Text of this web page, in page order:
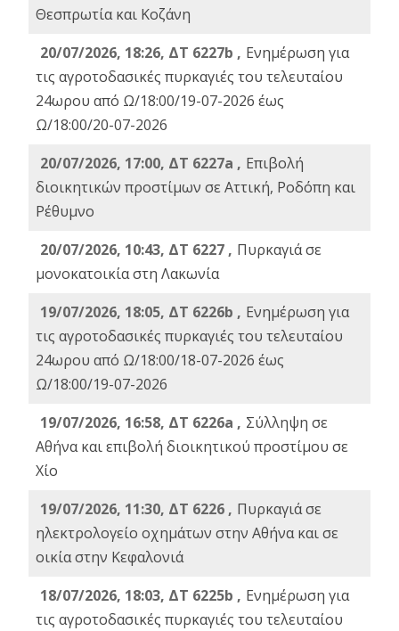
Θεσπρωτία και Κοζάνη
20/07/2026, 18:26, ΔΤ 6227b , Ενημέρωση για
τις αγροτοδασικές πυρκαγιές του τελευταίου
24ωρου από Ω/18:00/19-07-2026 έως
Ω/18:00/20-07-2026
20/07/2026, 17:00, ΔΤ 6227a , Επιβολή
διοικητικών προστίμων σε Αττική, Ροδόπη και
Ρέθυμνο
20/07/2026, 10:43, ΔΤ 6227 , Πυρκαγιά σε
μονοκατοικία στη Λακωνία
19/07/2026, 18:05, ΔΤ 6226b , Ενημέρωση για
τις αγροτοδασικές πυρκαγιές του τελευταίου
24ωρου από Ω/18:00/18-07-2026 έως
Ω/18:00/19-07-2026
19/07/2026, 16:58, ΔΤ 6226a , Σύλληψη σε
Αθήνα και επιβολή διοικητικού προστίμου σε
Χίο
19/07/2026, 11:30, ΔΤ 6226 , Πυρκαγιά σε
ηλεκτρολογείο οχημάτων στην Αθήνα και σε
οικία στην Κεφαλονιά
18/07/2026, 18:03, ΔΤ 6225b , Ενημέρωση για
τις αγροτοδασικές πυρκαγιές του τελευταίου